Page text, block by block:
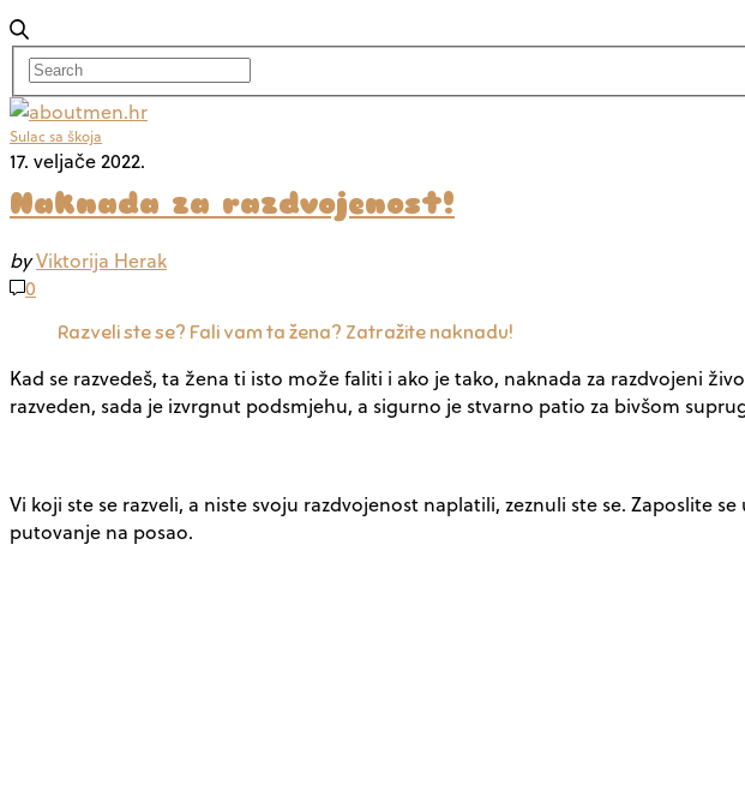
Sulac sa škoja
17. veljače 2022.
Naknada za razdvojenost!
byViktorija Herak
0
Razveli ste se? Fali vam ta žena? Zatražite naknadu!
Kad se razvedeš, ta žena ti isto može faliti i ako je tako, naknada za razdvojeni
razveden, sada je izvrgnut podsmjehu, a sigurno je stvarno patio za bivšom
Vi koji ste se razveli, a niste svoju razdvojenost naplatili, zeznuli ste se.
putovanje na posao.